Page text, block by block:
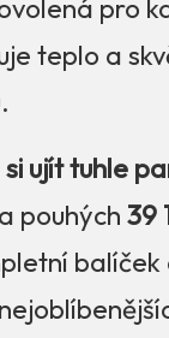
pro
teplo a
si ujít tuhle
pouhých 39
balíček